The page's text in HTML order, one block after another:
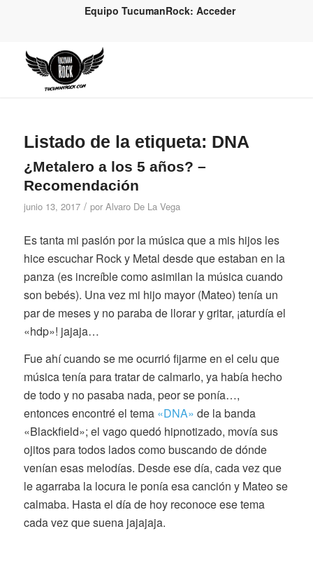
Equipo TucumanRock: Acceder
Listado de la etiqueta: DNA
¿Metalero a los 5 años? –
Recomendación
junio 13, 2017 / por Alvaro De La Vega
Es tanta mi pasión por la música que a mis hijos les
hice escuchar Rock y Metal desde que estaban en la
panza (es increíble como asimilan la música cuando
son bebés). Una vez mi hijo mayor (Mateo) tenía un
par de meses y no paraba de llorar y gritar, ¡aturdía el
«hdp»! jajaja…
Fue ahí cuando se me ocurrió fijarme en el celu que
música tenía para tratar de calmarlo, ya había hecho
de todo y no pasaba nada, peor se ponía…,
entonces encontré el tema «DNA» de la banda
«Blackfield»; el vago quedó hipnotizado, movía sus
ojitos para todos lados como buscando de dónde
venían esas melodías. Desde ese día, cada vez que
le agarraba la locura le ponía esa canción y Mateo se
calmaba. Hasta el día de hoy reconoce ese tema
cada vez que suena jajajaja.